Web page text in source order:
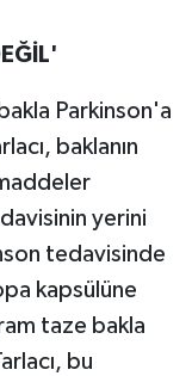
Parkinson'a
baklanın
yerini
tedavisinde
kapsülüne
taze bakla
bu